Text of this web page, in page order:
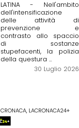
LATINA - Nell'ambito
dell'intensificazione
delle attività di
prevenzione e
contrasto allo spaccio
di sostanze
stupefacenti, la polizia
della questura ...
30 Luglio 2026
CRONACA, LACRONACA24+